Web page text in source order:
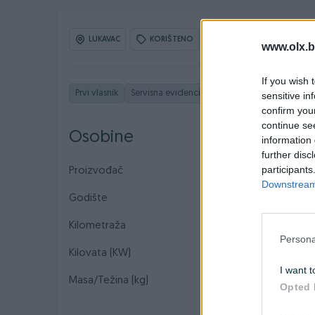
If you wish
sensitive
confirm
continue
information
further
I want
Opted
LUKAVAC KORIŠTENO
Prvi vlasnik Servisna evidencija
Osobine
Proizvođač Mercedes-Benz
Godište
Kilometraža
Kilovata (KW)
Masa/Težina (kg)